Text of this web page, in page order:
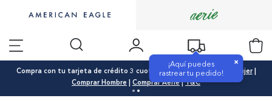
¡Aquí puedes
rastrear tu pedido!
×
Compra con tu tarjeta de crédito 3 cuotas 0% interés |Comprar Mujer|
Comprar Hombre | Comprar Aerie|T&C